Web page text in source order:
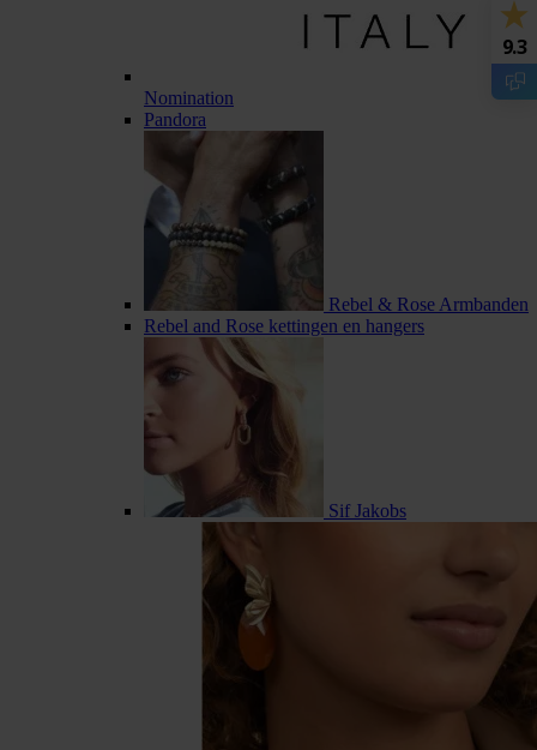
Nomination
Pandora
Rebel & Rose Armbanden
Rebel and Rose kettingen en hangers
Sif Jakobs
9.3